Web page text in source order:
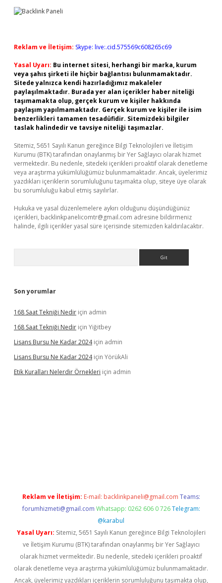
Reklam ve İletişim: Skype: live:.cid.575569c608265c69
Yasal Uyarı: Bu internet sitesi, herhangi bir marka, kurum
veya şahıs şirketi ile hiçbir bağlantısı bulunmamaktadır.
Sitede yalnızca kendi hazırladığımız makaleler
paylaşılmaktadır. Burada yer alan içerikler haber niteliği
taşımamakta olup, gerçek kurum ve kişiler hakkında
paylaşım yapılmamaktadır. Gerçek kurum ve kişiler ile isim
benzerlikleri tamamen tesadüfidir. Sitemizdeki bilgiler
taslak halindedir ve tavsiye niteliği taşımazlar.
Sitemiz, 5651 Sayılı Kanun gereğince Bilgi Teknolojileri ve İletişim
Kurumu (BTK) tarafından onaylanmış bir Yer Sağlayıcı olarak hizmet
vermektedir. Bu nedenle, sitedeki içerikleri proaktif olarak denetleme
veya araştırma yükümlülüğümüz bulunmamaktadır. Ancak, üyelerimiz
yazdıkları içeriklerin sorumluluğunu taşımakta olup, siteye üye olarak
bu sorumluluğu kabul etmiş sayılırlar.
Hukuka ve yasal düzenlemelere aykırı olduğunu düşündüğünüz
içerikleri, backlinkpanelicomtr@gmail.com adresine bildirmeniz
halinde, ilgili içerikler yasal süre içerisinde sitemizden kaldırılacaktır.
Son yorumlar
168 Saat Tekniği Nedir için admin
168 Saat Tekniği Nedir için Yiğitbey
Lisans Bursu Ne Kadar 2024için admin
Lisans Bursu Ne Kadar 2024için YörükAli
Etik Kuralları Nelerdir Örnekleri için admin
Reklam ve İletişim: E-mail: backlinkpaneli@gmail.com Teams:
forumhizmeti@gmail.com Whatsapp: 0262 606 0 726 Telegram:
@karabul
Yasal Uyarı: Sitemiz, 5651 Sayılı Kanun gereğince Bilgi Teknolojileri
ve İletişim Kurumu (BTK) tarafından onaylanmış bir Yer Sağlayıcı
olarak hizmet vermektedir. Bu nedenle, sitedeki içerikleri proaktif
olarak denetleme veya araştırma yükümlülüğümüz bulunmamaktadır.
Ancak, üyelerimiz yazdıkları içeriklerin sorumluluğunu taşımakta olup,